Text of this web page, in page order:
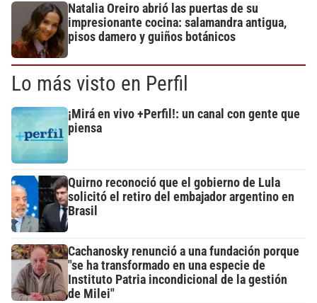
Natalia Oreiro abrió las puertas de su
impresionante cocina: salamandra antigua,
pisos damero y guiños botánicos
Lo más visto en Perfil
¡Mirá en vivo +Perfil!: un canal con gente que
piensa
Quirno reconoció que el gobierno de Lula
solicitó el retiro del embajador argentino en
Brasil
Cachanosky renunció a una fundación porque
"se ha transformado en una especie de
Instituto Patria incondicional de la gestión
de Milei"